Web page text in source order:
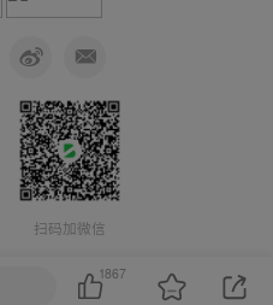
扫码加微信
1867